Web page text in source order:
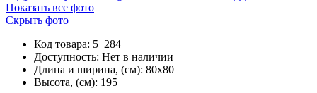
Показать все фото
Скрыть фото
Код товара: 5_284
Доступность: Нет в наличии
Длина и ширина, (см): 80x80
Высота, (см): 195